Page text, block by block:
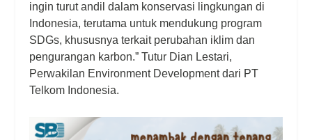
ingin turut andil dalam konservasi lingkungan di
Indonesia, terutama untuk mendukung program
SDGs, khususnya terkait perubahan iklim dan
pengurangan karbon.” Tutur Dian Lestari,
Perwakilan Environment Development dari PT
Telkom Indonesia.